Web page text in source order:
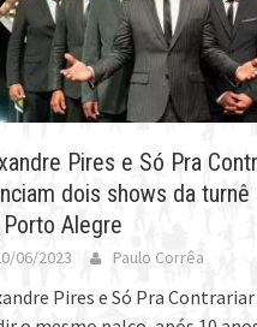
Pires e Só Pra
dois shows da
Alegre
06/2023 Paulo Corrêa
Pires e Só Pra